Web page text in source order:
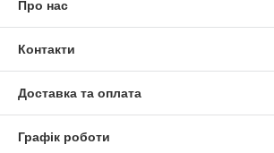
Про нас
Контакти
Доставка та оплата
Графік роботи